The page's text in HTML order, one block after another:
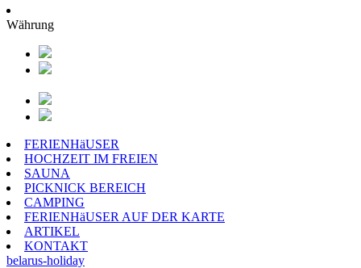
Währung
FERIENHäUSER
HOCHZEIT IM FREIEN
SAUNA
PICKNICK BEREICH
CAMPING
FERIENHäUSER AUF DER KARTE
ARTIKEL
KONTAKT
belarus-holiday